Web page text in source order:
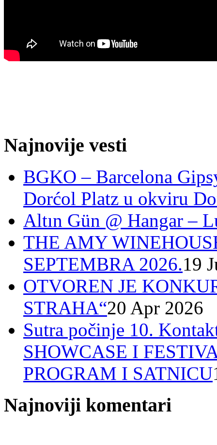
Najnovije vesti
BGKO – Barcelona
Dorćol Platz u okviru
Altın Gün @ Hangar –
THE AMY
SEPTEMBRA 2026.19
OTVOREN JE
STRAHA“20 Apr 2026
Sutra počinje 10.
SHOWCASE I
PROGRAM I SATNICU
Najnoviji komentari